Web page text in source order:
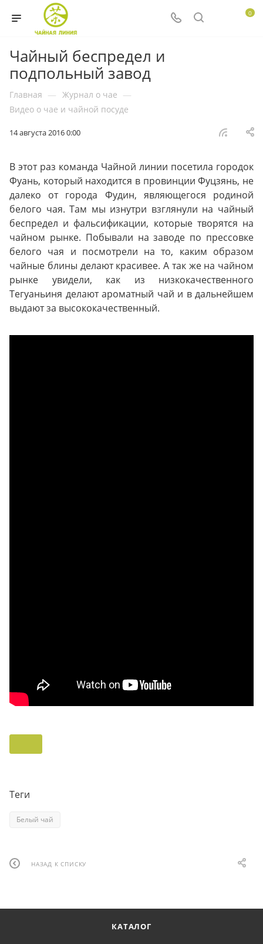
0
Чайный беспредел и
подпольный завод
Главная — Журнал о чае —
Видео о чае и чайной посуде
14 августа 2016 0:00
В этот раз команда Чайной линии посетила городок
Фуань, который находится в провинции Фуцзянь, не
далеко от города Фудин, являющегося родиной
белого чая. Там мы изнутри взглянули на чайный
беспредел и фальсификации, которые творятся на
чайном рынке. Побывали на заводе по прессовке
белого чая и посмотрели на то, каким образом
чайные блины делают красивее. А так же на чайном
рынке увидели, как из низкокачественного
Тегуаньиня делают ароматный чай и в дальнейшем
выдают за высококачественный.
Теги
Белый чай
НАЗАД К СПИСКУ
КАТАЛОГ